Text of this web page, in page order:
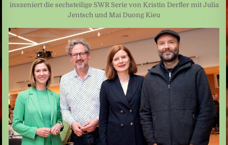
inszeniert die sechsteilige SWR Serie von Kristin Derfler mit Julia
Jentsch und Mai Duong Kieu